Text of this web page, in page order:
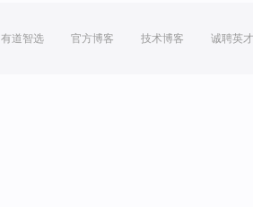
有道智选 官方博客 技术博客 诚聘英才